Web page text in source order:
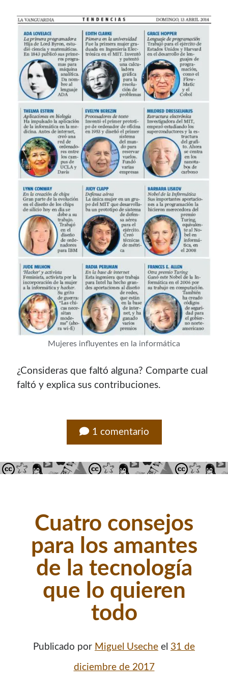
Mujeres influyentes en la informática
¿Consideras que faltó alguna? Comparte cual
faltó y explica sus contribuciones.
1 comentario
Cuatro consejos
para los amantes
de la tecnología
que lo quieren
todo
Publicado por Miguel Useche el 31 de
diciembre de 2017